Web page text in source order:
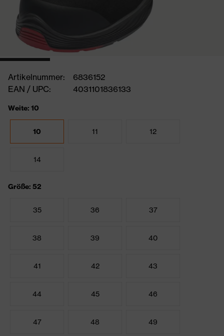
Artikelnummer:
6836152
EAN / UPC:
4031101836133
Weite: 10
10 11 12
14
Größe: 52
35 36 37
38 39 40
41 42 43
44 45 46
47 48 49